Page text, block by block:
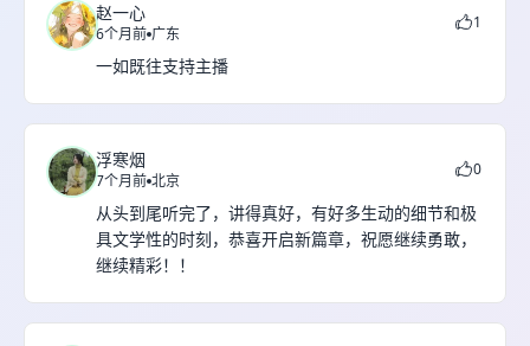
赵一心
6个月前 广东
1
一如既往支持主播
浮寒烟
7个月前 北京
0
从头到尾听完了，讲得真好，有好多生动的细节和极
具文学性的时刻，恭喜开启新篇章，祝愿继续勇敢，
继续精彩！！